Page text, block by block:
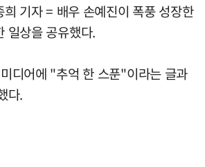
기자 = 배우 손예진이 폭풍 성장한
일상을 공유했다.
디어에 "추억 한 스푼"이라는 글과
다.